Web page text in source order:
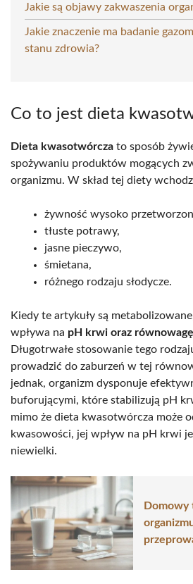
Jakie są objawy zakwaszenia
Jakie znaczenie ma badanie
stanu zdrowia?
Co to jest dieta
Dieta kwasotwórcza to sposób
spożywaniu produktów mogących
organizmu. W skład tej diety
żywność wysoko
tłuste potrawy,
jasne pieczywo,
śmietana,
różnego rodzaju słodycze.
Kiedy te artykuły są
wpływa na pH krwi oraz
Długotrwałe stosowanie tego
prowadzić do zaburzeń w tej
jednak, organizm dysponuje
buforującymi, które stabilizują pH
mimo że dieta kwasotwórcza może
kwasowości, jej wpływ na pH krwi
niewielki.
Domowy